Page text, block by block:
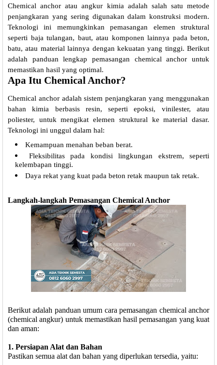
Chemical anchor atau angkur kimia adalah salah satu metode
penjangkaran yang sering digunakan dalam konstruksi modern.
Teknologi ini memungkinkan pemasangan elemen struktural
seperti baja tulangan, baut, atau komponen lainnya pada beton,
batu, atau material lainnya dengan kekuatan yang tinggi. Berikut
adalah panduan lengkap pemasangan chemical anchor untuk
memastikan hasil yang optimal.
Apa Itu Chemical Anchor?
Chemical anchor adalah sistem penjangkaran yang menggunakan
bahan kimia berbasis resin, seperti epoksi, vinilester, atau
poliester, untuk mengikat elemen struktural ke material dasar.
Teknologi ini unggul dalam hal:
Kemampuan menahan beban berat.
Fleksibilitas pada kondisi lingkungan ekstrem, seperti
kelembapan tinggi.
Daya rekat yang kuat pada beton retak maupun tak retak.
Langkah-langkah Pemasangan Chemical Anchor
Berikut adalah panduan umum cara pemasangan chemical anchor
(chemical angkur) untuk memastikan hasil pemasangan yang kuat
dan aman:
1. Persiapan Alat dan Bahan
Pastikan semua alat dan bahan yang diperlukan tersedia, yaitu: